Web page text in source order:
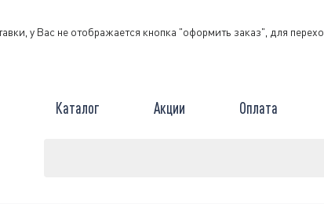
у Вас не отображается кнопка "оформить заказ", для
Каталог Акции Оплата